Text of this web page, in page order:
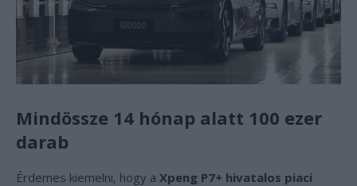
Mindössze 14 hónap alatt 100 ezer
darab
Érdemes kiemelni, hogy a Xpeng P7+ hivatalos piaci